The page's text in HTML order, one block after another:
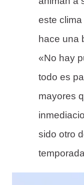
este
hace una
«No hay
todo es
mayores
sido otro